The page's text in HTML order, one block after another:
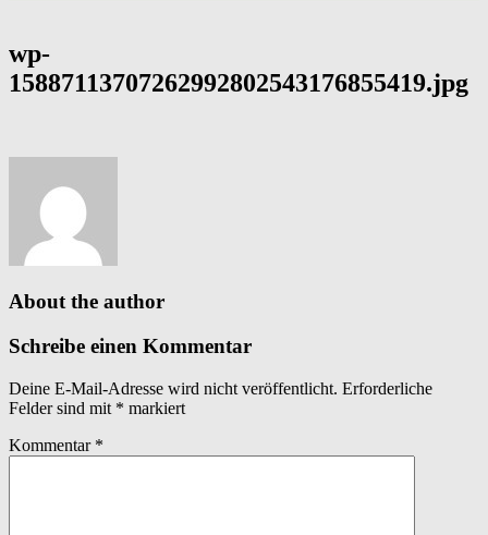
wp-
15887113707262992802543176855419.jpg
About the author
Schreibe einen Kommentar
Deine E-Mail-Adresse wird nicht veröffentlicht. Erforderliche
Felder sind mit * markiert
Kommentar *